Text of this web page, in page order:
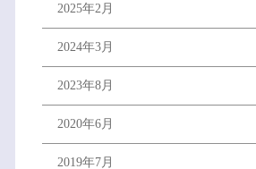
2025年2月
2024年3月
2023年8月
2020年6月
2019年7月